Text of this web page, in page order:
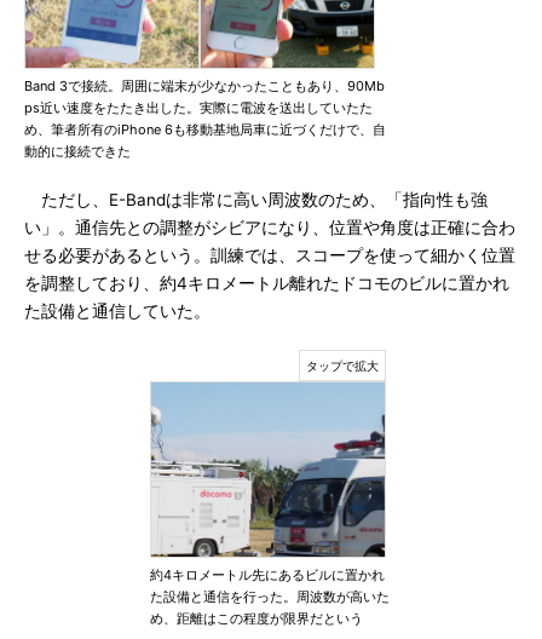
Band 3で接続。周囲に端末が少なかったこともあり、90Mb
ps近い速度をたたき出した。実際に電波を送出していたた
め、筆者所有のiPhone 6も移動基地局車に近づくだけで、自
動的に接続できた
ただし、E-Bandは非常に高い周波数のため、「指向性も強
い」。通信先との調整がシビアになり、位置や角度は正確に合わ
せる必要があるという。訓練では、スコープを使って細かく位置
を調整しており、約4キロメートル離れたドコモのビルに置かれ
た設備と通信していた。
約4キロメートル先にあるビルに置かれ
た設備と通信を行った。周波数が高いた
め、距離はこの程度が限界だという